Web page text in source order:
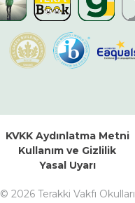
© 2026 Terakki Vakfı Okulları
KVKK Aydınlatma Metni
Kullanım ve Gizlilik
Yasal Uyarı